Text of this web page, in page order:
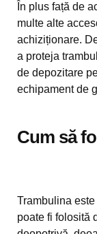
În plus față de
multe alte
achiziționare.
a proteja
de depozitare
echipament de
Cum să
Trambulina
poate fi folosită